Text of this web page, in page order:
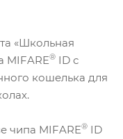
«Школьная
MIFARE® ID с
кошелька для
чипа MIFARE® ID